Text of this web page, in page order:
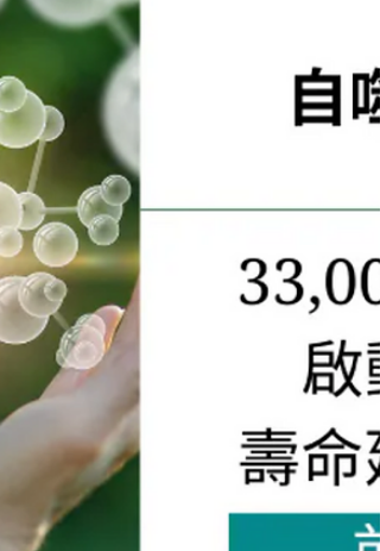
類對抗衰老的願望帶來了新的希望，抗衰老
僅僅依賴於先進的醫療技術，還需要我們在
常生活中保持健康的生活方式，通過均衡飲
食、適度運動和良好的生活習慣，我們可以
效地延緩衰老的進程，提高生活品質，隨著
細胞技術的進一步研究和應用，我們有更加
理由相信，在抗衰老的道路上會有更多的突
和進展，這不僅是對個體健康的期待，也是
整個社會健康的貢獻，讓我們共同努力，擺
時光的糾纏，迎接充滿活力的未來。